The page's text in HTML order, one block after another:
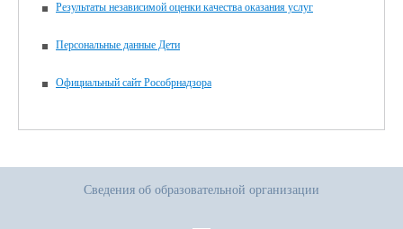
Результаты независимой оценки качества оказания услуг
Персональные данные Дети
Официальный сайт Рособрнадзора
Сведения об образовательной организации